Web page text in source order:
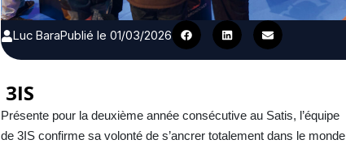
Luc BaraPublié le 01/03/2026
3IS
Présente pour la deuxième année consécutive au Satis, l’équipe
de 3IS confirme sa volonté de s’ancrer totalement dans le monde